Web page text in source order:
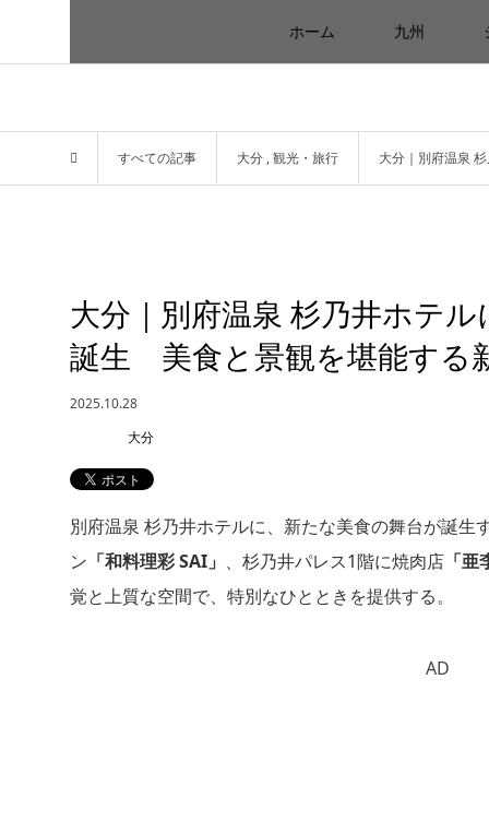
ホーム 九州
すべての記事 大分 ,観光・旅行 大分｜別府温泉
大分｜別府温泉 杉乃井ホテ
誕生 美食と景観を堪能する
2025.10.28
大分
別府温泉 杉乃井ホテルに、新たな美食の舞台が誕
ン 「和料理彩 SAI」 、杉乃井パレス1階に焼肉店 「
覚と上質な空間で、特別なひとときを提供する。
AD